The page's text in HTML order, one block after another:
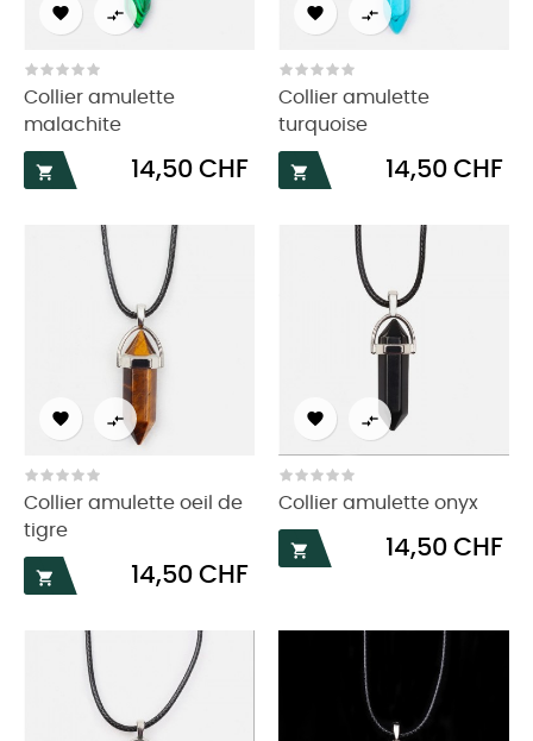
 
Collier amulette
malachite

Prix
14,50 CHF
 
Collier amulette
turquoise

Prix
14,50 CHF
 
Collier amulette oeil de
tigre

Prix
14,50 CHF
 
Collier amulette onyx

Prix
14,50 CHF